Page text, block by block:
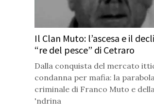
Il Clan Muto: l’ascesa e il
“re del pesce” di Cetraro
Dalla conquista del mercato
condanna per mafia: la
criminale di Franco Muto e
'ndrina